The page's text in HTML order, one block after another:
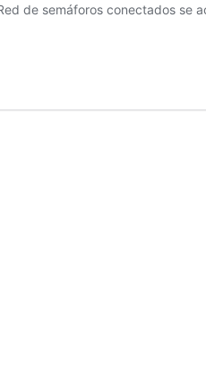
de semáforos conectados se